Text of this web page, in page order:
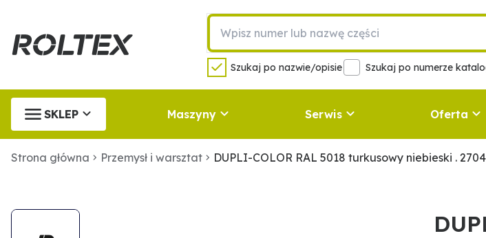
Szukaj po nazwie/opisie Szukaj po numerze
SKLEP Maszyny Serwis Oferta
Strona główna Przemysł i warsztat DUPLI-COLOR RAL 5018 turkusowy niebieski .